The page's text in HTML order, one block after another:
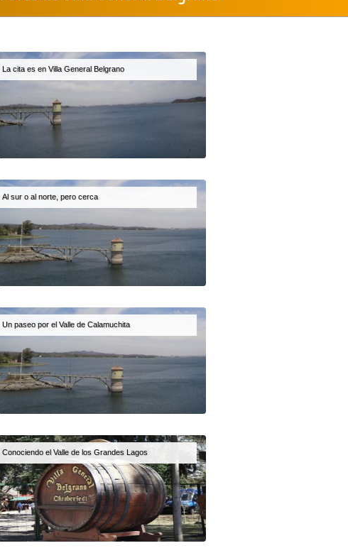
La cita es en Villa General Belgrano
Al sur o al norte, pero cerca
Un paseo por el Valle de Calamuchita
Conociendo el Valle de los Grandes Lagos